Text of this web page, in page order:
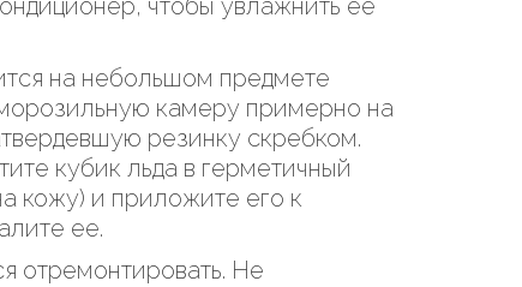
чтобы увлажнить ее
на небольшом предмете
камеру примерно на
резинку скребком.
кубик льда в герметичный
кожу) и приложите его к
ее.
отремонтировать. Не